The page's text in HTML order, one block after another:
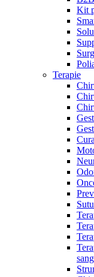
Catalogo prodotti
Trova il
Braun con il
Hai domande o
contatto con un
Kit
Terapie